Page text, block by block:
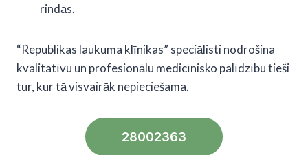
rindās.
“Republikas laukuma klīnikas” speciālisti nodrošina
kvalitatīvu un profesionālu medicīnisko palīdzību tieši
tur, kur tā visvairāk nepieciešama.
28002363